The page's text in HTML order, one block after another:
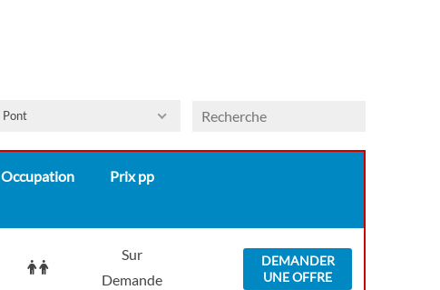
Pont
Occupation Prix pp
Sur
Demande
DEMANDER
UNE OFFRE